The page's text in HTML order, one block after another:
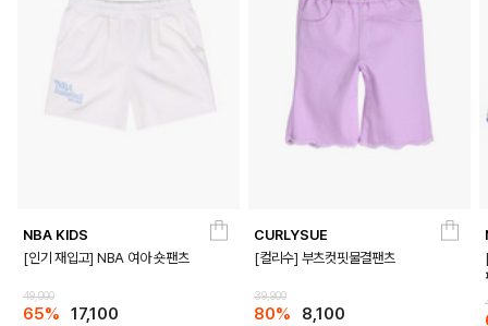
NBA KIDS
[인기 재입고] NBA 여아 숏팬츠
49,000
65% 17,100
CURLYSUE
[컬리수] 부츠컷핏물결팬츠
39,900
80% 8,100